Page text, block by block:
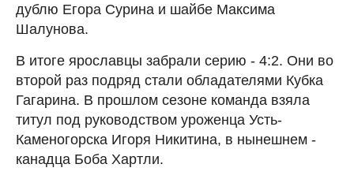
дублю Егора Сурина и шайбе Максима
Шалунова.
В итоге ярославцы забрали серию - 4:2. Они во
второй раз подряд стали обладателями Кубка
Гагарина. В прошлом сезоне команда взяла
титул под руководством уроженца Усть-
Каменогорска Игоря Никитина, в нынешнем -
канадца Боба Хартли.